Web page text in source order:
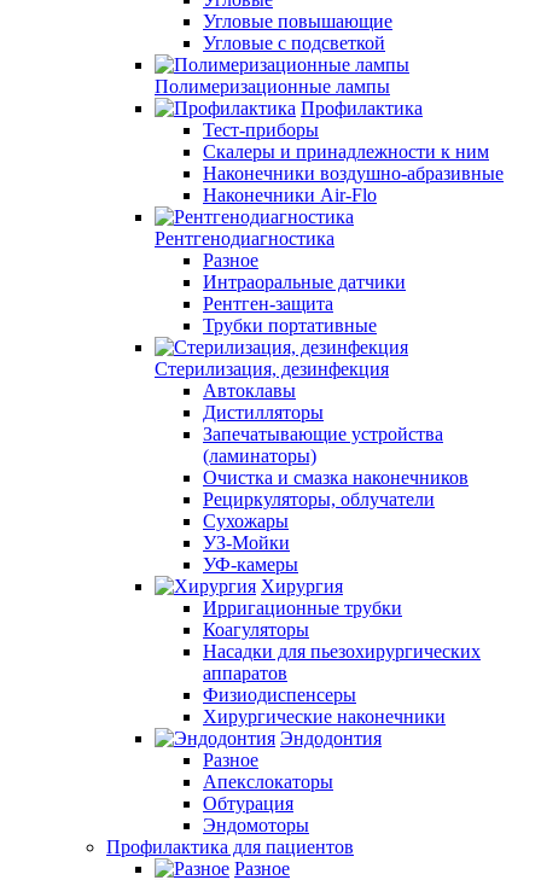
Угловые повышающие
Угловые с подсветкой
Полимеризационные лампы
Профилактика
Тест-приборы
Скалеры и принадлежности к ним
Наконечники воздушно-абразивные
Наконечники Air-Flo
Рентгенодиагностика
Разное
Интраоральные датчики
Рентген-защита
Трубки портативные
Стерилизация, дезинфекция
Автоклавы
Дистилляторы
Запечатывающие устройства
(ламинаторы)
Очистка и смазка наконечников
Рециркуляторы, облучатели
Сухожары
УЗ-Мойки
УФ-камеры
Хирургия
Ирригационные трубки
Коагуляторы
Насадки для пьезохирургических
аппаратов
Физиодиспенсеры
Хирургические наконечники
Эндодонтия
Разное
Апекслокаторы
Обтурация
Эндомоторы
Профилактика для пациентов
Разное